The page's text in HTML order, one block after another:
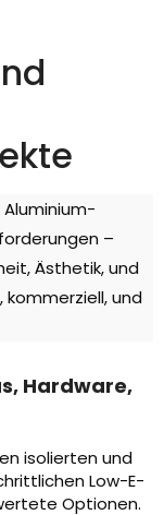
Aluminium-
–
Ästhetik, und
und
Hardware,
isolierten und
Low-E-
Optionen.